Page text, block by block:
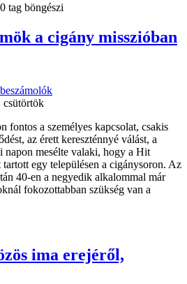
tag böngészi
a cigány misszióban
csütörtök
fontos a személyes kapcsolat, csakis
az érett kereszténnyé válást, a
napon mesélte valaki, hogy a Hit
egy településen a cigánysoron. Az
40-en a negyedik alkalommal már
fokozottabban szükség van a
ima erejéről,